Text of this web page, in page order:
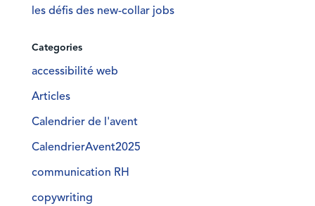
les défis des new-collar jobs
Categories
accessibilité web
Articles
Calendrier de l'avent
CalendrierAvent2025
communication RH
copywriting